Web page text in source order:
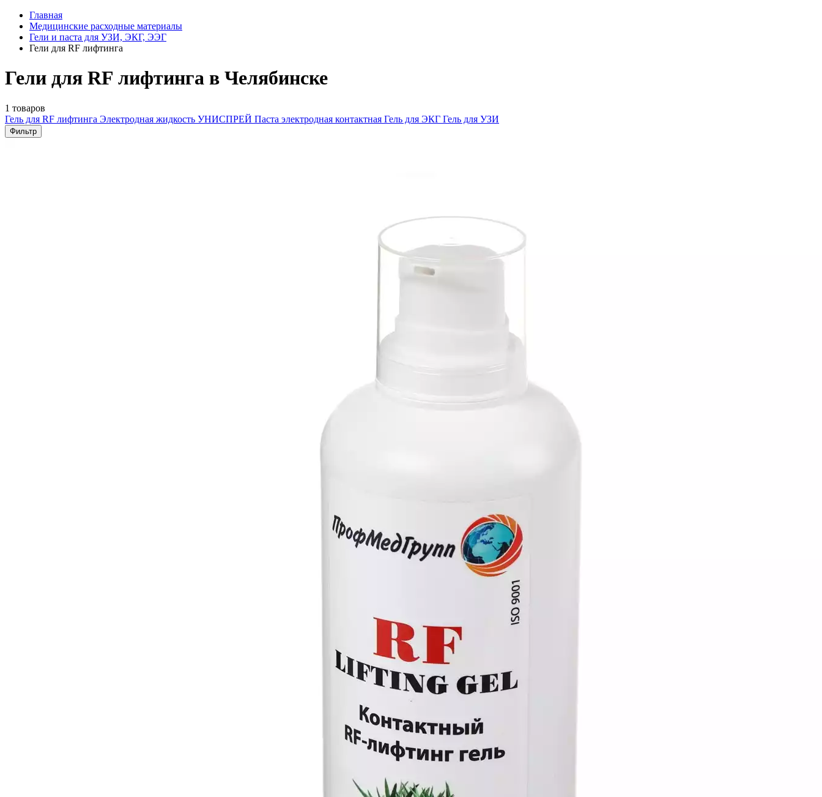
Главная
Медицинские расходные материалы
Гели и паста для УЗИ, ЭКГ, ЭЭГ
Гели для RF лифтинга
Гели для RF лифтинга в Челябинске
1 товаров
Гель для RF лифтинга Электродная жидкость УНИСПРЕЙ Паста электродная контактная Гель для ЭКГ Гель для УЗИ
Фильтр